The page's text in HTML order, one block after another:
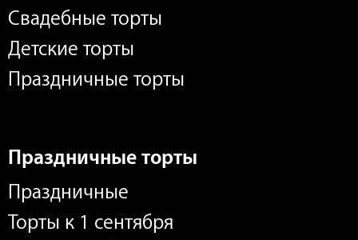
Свадебные торты
Детские торты
Праздничные торты
Праздничные торты
Праздничные
Торты к 1 сентября